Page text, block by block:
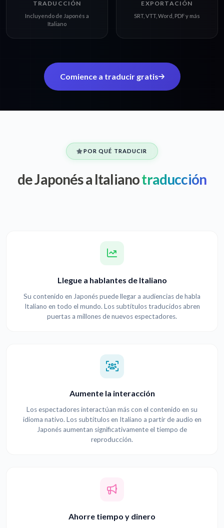
TRADUCCIÓN
Incluyendo de Japonés a
Italiano
EXPORTACIÓN
SRT, VTT, Word, PDF y más
Comience a traducir gratis
POR QUÉ TRADUCIR
de Japonés a Italianotraducción
Llegue a hablantes de Italiano
Su contenido en Japonés puede llegar a audiencias de habla
Italiano en todo el mundo. Los subtítulos traducidos abren
puertas a millones de nuevos espectadores.
Aumente la interacción
Los espectadores interactúan más con el contenido en su
idioma nativo. Los subtítulos en Italiano a partir de audio en
Japonés aumentan significativamente el tiempo de
reproducción.
Ahorre tiempo y dinero